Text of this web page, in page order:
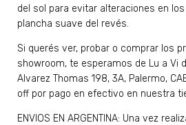
del sol para evitar alteraciones en
plancha suave del revés.
Si querés ver, probar o comprar los
showroom, te esperamos de Lu a Vi
Alvarez Thomas 198, 3A, Palermo,
off por pago en efectivo en nuestra
ENVIOS EN ARGENTINA: Una vez